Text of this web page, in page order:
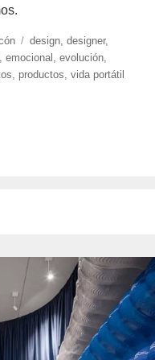
Etiquetas
design ,designer,
,emocional ,evolución
productos ,vida portátil